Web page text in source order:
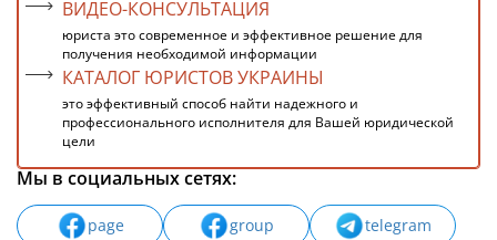
ВИДЕО-КОНСУЛЬТАЦИЯ
юриста это современное и эффективное решение для
получения необходимой информации
КАТАЛОГ ЮРИСТОВ УКРАИНЫ
это эффективный способ найти надежного и
профессионального исполнителя для Вашей юридической
цели
Мы в социальных сетях:
page group
telegram